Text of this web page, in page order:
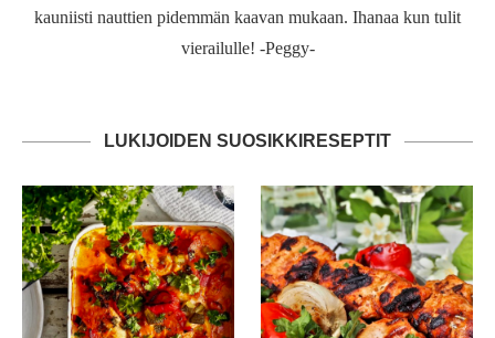
kauniisti nauttien pidemmän kaavan mukaan. Ihanaa kun tulit
vierailulle! -Peggy-
LUKIJOIDEN SUOSIKKIRESEPTIT